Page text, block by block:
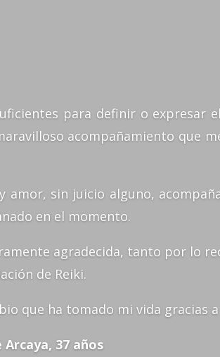
para definir o expresar
acompañamiento que
amor, sin juicio alguno,
en el momento.
agradecida, tanto por lo
de Reiki.
que ha tomado mi vida gracias
37 años